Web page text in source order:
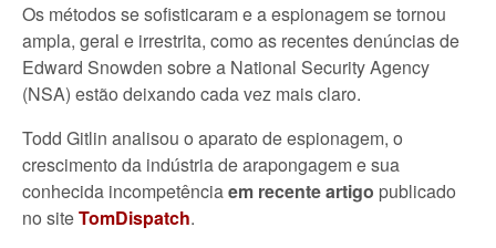
Os métodos se sofisticaram e a espionagem se tornou
ampla, geral e irrestrita, como as recentes denúncias de
Edward Snowden sobre a National Security Agency
(NSA) estão deixando cada vez mais claro.
Todd Gitlin analisou o aparato de espionagem, o
crescimento da indústria de arapongagem e sua
conhecida incompetênciaem recente artigo publicado
no siteTomDispatch.